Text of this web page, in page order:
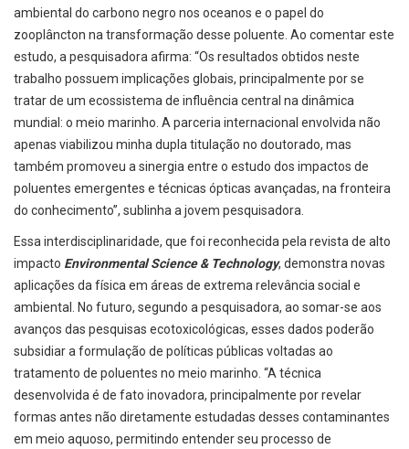
ambiental do carbono negro nos oceanos e o papel do
zooplâncton na transformação desse poluente. Ao comentar este
estudo, a pesquisadora afirma: “Os resultados obtidos neste
trabalho possuem implicações globais, principalmente por se
tratar de um ecossistema de influência central na dinâmica
mundial: o meio marinho. A parceria internacional envolvida não
apenas viabilizou minha dupla titulação no doutorado, mas
também promoveu a sinergia entre o estudo dos impactos de
poluentes emergentes e técnicas ópticas avançadas, na fronteira
do conhecimento”, sublinha a jovem pesquisadora.
Essa interdisciplinaridade, que foi reconhecida pela revista de alto
impacto Environmental Science & Technology, demonstra novas
aplicações da física em áreas de extrema relevância social e
ambiental. No futuro, segundo a pesquisadora, ao somar-se aos
avanços das pesquisas ecotoxicológicas, esses dados poderão
subsidiar a formulação de políticas públicas voltadas ao
tratamento de poluentes no meio marinho. “A técnica
desenvolvida é de fato inovadora, principalmente por revelar
formas antes não diretamente estudadas desses contaminantes
em meio aquoso, permitindo entender seu processo de